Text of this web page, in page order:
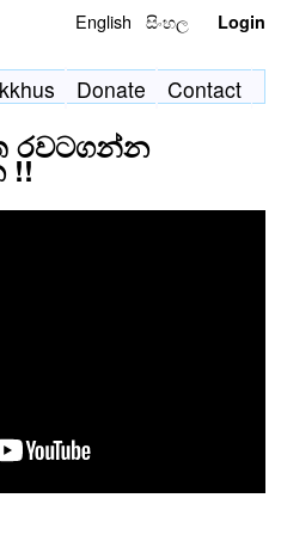
English සිංහල Login
Donate Contact
රවටගන්න
!!